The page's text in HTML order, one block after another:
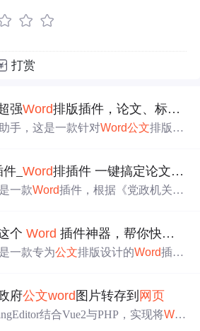
打赏
强Word排版插件，论文、标书、
助手，这是一款针对Word公文排版的
安装后在Word工具栏添加【公文】
率。
件_Word排插件 一键搞定论文、标书、报告、
一款Word插件，根据《党政机关公
率。
个Word 插件神器，帮你快速搞定排版问题
一款专为公文排版设计的Word插
效使用的技巧。
府公文word 图片转存到 网页
结合Vue2与PHP，实现将Wor